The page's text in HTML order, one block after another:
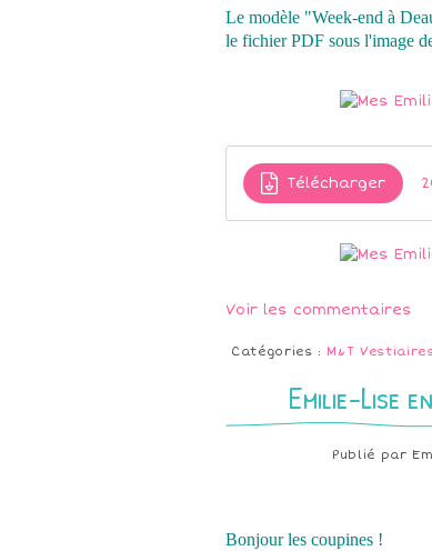
Le modèle "Week-end à
le fichier PDF sous l'image
Télécharger
Voir les commentaires
Catégories : M&T
Emilie-Lise
Publié par
Bonjour les coupines !